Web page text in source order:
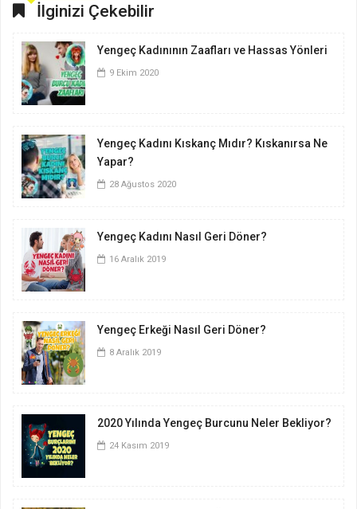
İlginizi Çekebilir
Yengeç Kadınının Zaafları ve Hassas Yönleri
9 Ekim 2020
Yengeç Kadını Kıskanç Mıdır? Kıskanırsa Ne
Yapar?
28 Ağustos 2020
Yengeç Kadını Nasıl Geri Döner?
16 Aralık 2019
Yengeç Erkeği Nasıl Geri Döner?
8 Aralık 2019
2020 Yılında Yengeç Burcunu Neler Bekliyor?
24 Kasım 2019